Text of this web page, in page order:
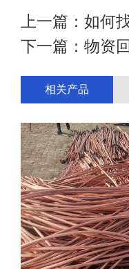
上一篇： 如何
下一篇： 物资
相关产品